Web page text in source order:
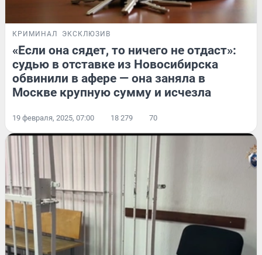
КРИМИНАЛ ЭКСКЛЮЗИВ
«Если она сядет, то ничего не отдаст»:
судью в отставке из Новосибирска
обвинили в афере — она заняла в
Москве крупную сумму и исчезла
19 февраля, 2025, 07:00 18 279 70